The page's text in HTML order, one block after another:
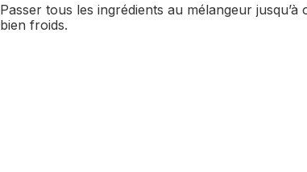
Passer tous les ingrédients au mélangeur
bien froids.